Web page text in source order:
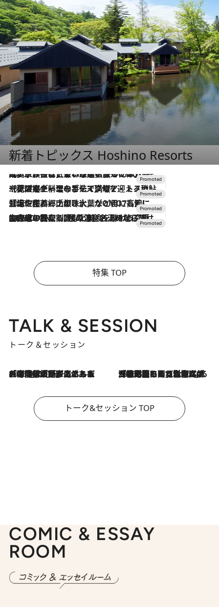
新着トピックス Hoshino Resorts
2026.7.31
【ホテル帰省】という選択肢をOMOが提案。家族とほどよい距離を保つには「昼は実家、夜は気兼ねなくホテルで！」
2026.7.24
【夏限定ディナーコース】旬を迎える稚鮎や花ズッキーニなどをイタリア・トスカーナの郷土料理の手法で満喫！
2026.7.17
「土佐和ハーブかき氷」がOMO7高知に登場！生姜、山椒、大葉など目にも舌にも涼を呼ぶ郷土の味
2026.7.10
NEW OPEN！【界 草津】名湯の地に誕生。趣の異なる2種の温泉と上州ならではの会席・蕎麦割烹など美食を味わう究極の癒やし旅
特集 TOP
TALK & SESSION
トーク＆セッション
2026.8.3
「今後値上げがあるとすれば…」「リスクがあるのは今年の冬」エネルギー専門家が語る、ホルムズ海峡封鎖が家庭にもたらす“ある心配” 2026.8.3
「住宅建てられない…」「サーチャージ料の高値が続いている」ホルムズ海峡封鎖による影響はいつまで続く？《エネルギー専門家に聞く“どうなる日本の暮らし”》
トーク&セッション TOP
COMIC & ESSAY
ROOM